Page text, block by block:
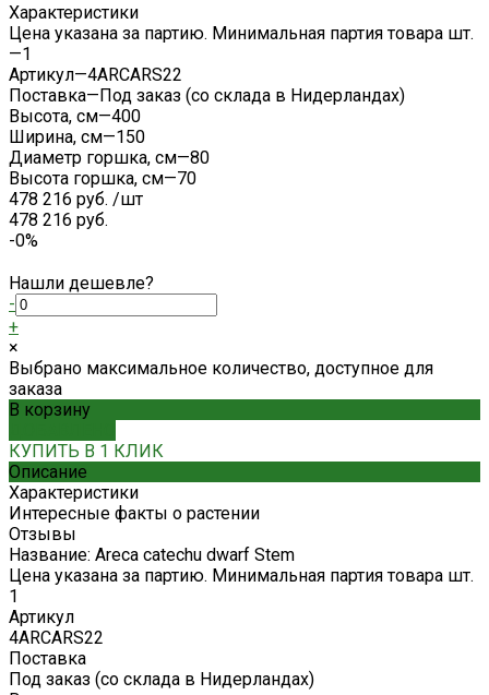
Характеристики
Цена указана за партию. Минимальная партия товара шт.
—1
Артикул—4ARCARS22
Поставка—Под заказ (со склада в Нидерландах)
Высота, см—400
Ширина, см—150
Диаметр горшка, см—80
Высота горшка, см—70
478 216 руб. /шт
478 216 руб.
-0%
Нашли дешевле?
-
+
×
Выбрано максимальное количество, доступное для
заказа
В корзину
КУПИТЬ В 1 КЛИК
Описание
Характеристики
Интересные факты о растении
Отзывы
Название: Areca catechu dwarf Stem
Цена указана за партию. Минимальная партия товара шт.
1
Артикул
4ARCARS22
Поставка
Под заказ (со склада в Нидерландах)